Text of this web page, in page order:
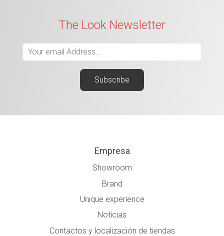
The Look Newsletter
Empresa
Showroom
Brand
Unique experience
Noticias
Contactos y localización de tiendas